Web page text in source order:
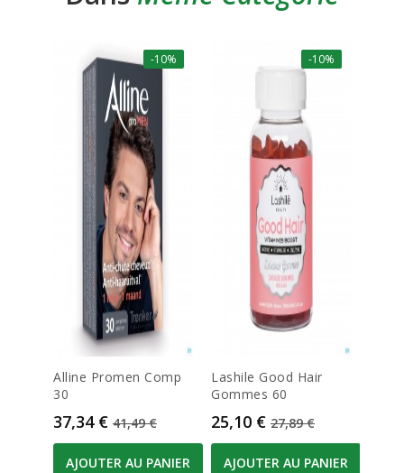
-10%
Alline Promen Comp
30
Prix
37,34 € Prix de base
41,49 €
AJOUTER AU PANIER
-10%
Lashile Good Hair
Gommes 60
Prix
25,10 € Prix de base
27,89 €
AJOUTER AU PANIER